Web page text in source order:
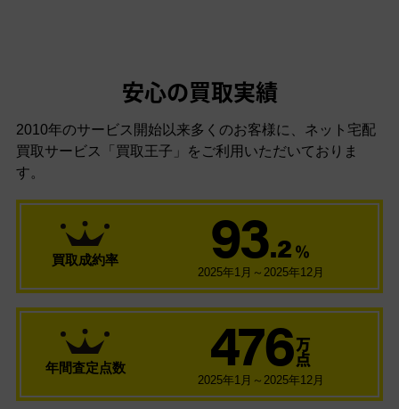
安心の買取実績
2010年のサービス開始以来多くのお客様に、 ネット宅配
買取サービス「買取王子」をご利用いただいておりま
す。
買取成約率 93.2 ％
2025年1月～2025年12月
年間査定点数 476 万
点
2025年1月～2025年12月